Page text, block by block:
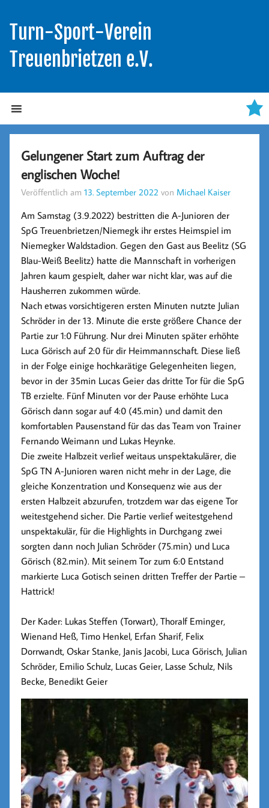
Turn-Sport-Verein
Treuenbrietzen e.V.
Gelungener Start zum Auftrag der
englischen Woche!
Veröffentlich am13. September 2022 von Michael Kaiser
Am Samstag (3.9.2022) bestritten die A-Junioren der
SpG Treuenbrietzen/Niemegk ihr erstes Heimspiel im
Niemegker Waldstadion. Gegen den Gast aus Beelitz (SG
Blau-Weiß Beelitz) hatte die Mannschaft in vorherigen
Jahren kaum gespielt, daher war nicht klar, was auf die
Hausherren zukommen würde.
Nach etwas vorsichtigeren ersten Minuten nutzte Julian
Schröder in der 13. Minute die erste größere Chance der
Partie zur 1:0 Führung. Nur drei Minuten später erhöhte
Luca Görisch auf 2:0 für dir Heimmannschaft. Diese ließ
in der Folge einige hochkarätige Gelegenheiten liegen,
bevor in der 35min Lucas Geier das dritte Tor für die SpG
TB erzielte. Fünf Minuten vor der Pause erhöhte Luca
Görisch dann sogar auf 4:0 (45.min) und damit den
komfortablen Pausenstand für das das Team von Trainer
Fernando Weimann und Lukas Heynke.
Die zweite Halbzeit verlief weitaus unspektakulärer, die
SpG TN A-Junioren waren nicht mehr in der Lage, die
gleiche Konzentration und Konsequenz wie aus der
ersten Halbzeit abzurufen, trotzdem war das eigene Tor
weitestgehend sicher. Die Partie verlief weitestgehend
unspektakulär, für die Highlights in Durchgang zwei
sorgten dann noch Julian Schröder (75.min) und Luca
Görisch (82.min). Mit seinem Tor zum 6:0 Entstand
markierte Luca Gotisch seinen dritten Treffer der Partie –
Hattrick!
Der Kader: Lukas Steffen (Torwart), Thoralf Eminger,
Wienand Heß, Timo Henkel, Erfan Sharif, Felix
Dorrwandt, Oskar Stanke, Janis Jacobi, Luca Görisch, Julian
Schröder, Emilio Schulz, Lucas Geier, Lasse Schulz, Nils
Becke, Benedikt Geier